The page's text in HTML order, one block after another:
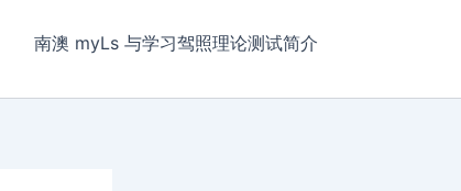
南澳 myLs 与学习驾照理论测试简介